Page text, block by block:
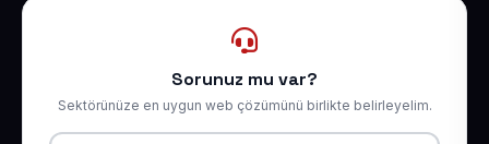
Sorunuz mu var?
Sektörünüze en uygun web çözümünü birlikte belirleyelim.